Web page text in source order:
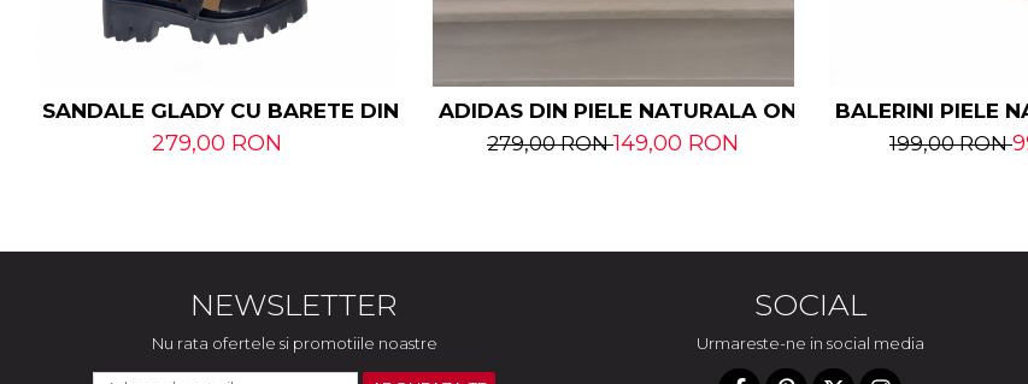
SANDALE GLADY CU BARETE DIN PIELE NATURALA
279,00 RON
ADIDAS DIN PIELE NATURALA ONIKA
279,00 RON149,00 RON
BALERINI PIELE
199,00 RON
NEWSLETTER
Nu rata ofertele si promotiile noastre
SOCIAL
Urmareste-ne in social media